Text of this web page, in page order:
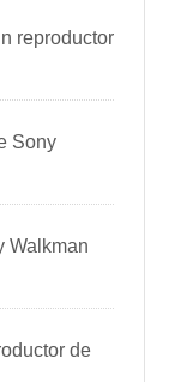
reproductor
Sony
Walkman
de